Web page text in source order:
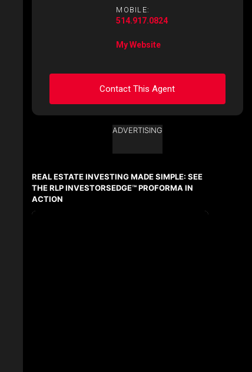
MOBILE:
514.917.0824
My Website
Contact This Agent
Ask about this property
Last
Name
Email
ADVERTISING
REAL ESTATE INVESTING MADE SIMPLE: SEE
THE RLP INVESTORSEDGE™ PROFORMA IN
ACTION